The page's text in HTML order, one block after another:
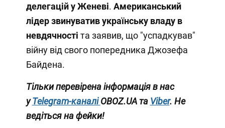
делегацій у Женеві. Американський
лідер звинуватив українську владу в
невдячності та заявив, що "успадкував"
війну від свого попередника Джозефа
Байдена.
Тільки перевірена інформація в нас
уTelegram-каналіOBOZ.UA та Viber. Не
ведіться на фейки!